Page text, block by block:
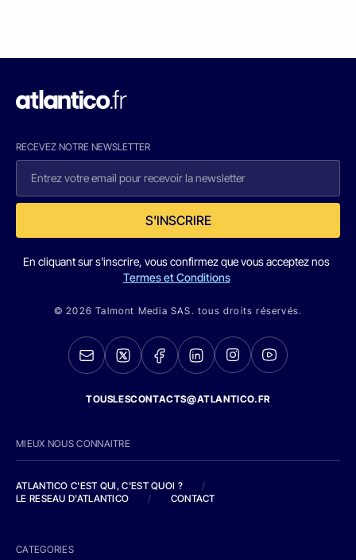
RECEVEZ NOTRE NEWSLETTER
S'INSCRIRE
En cliquant sur s'inscrire, vous confirmez que vous acceptez nos
Termes et Conditions
© 2026 Talmont Media SAS. tous droits réservés.
TOUSLESCONTACTS@ATLANTICO.FR
MIEUX NOUS CONNAITRE
ATLANTICO C'EST QUI, C'EST QUOI ?
/
LE RESEAU D'ATLANTICO
/ CONTACT
CATEGORIES